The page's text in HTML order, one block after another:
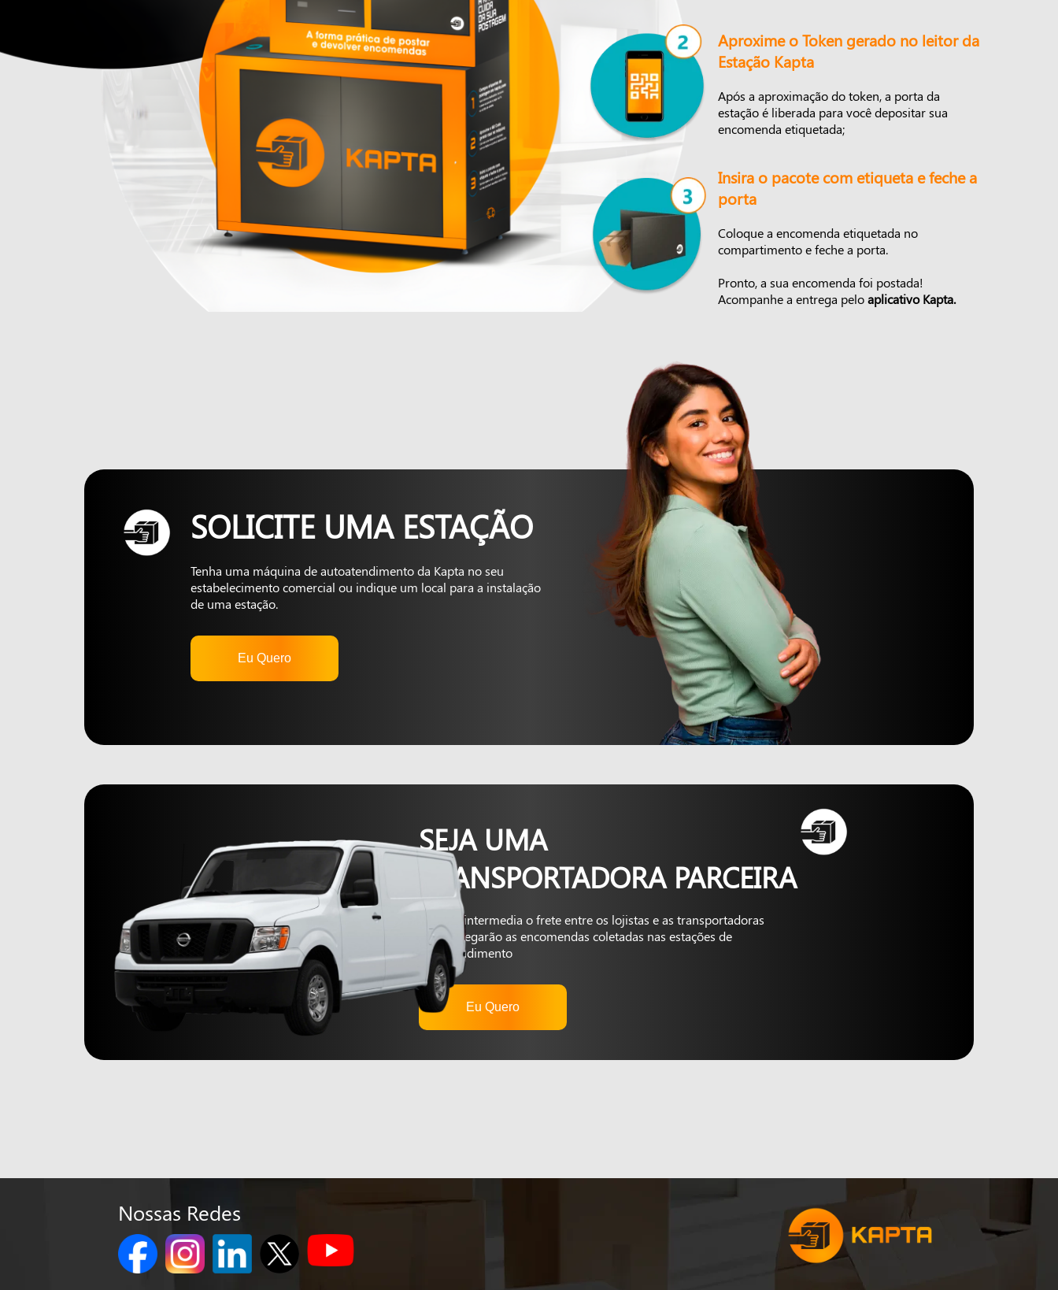
Aproxime o Token gerado no leitor da
Estação Kapta
Após a aproximação do token, a porta da
estação é liberada para você depositar sua
encomenda etiquetada;
Insira o pacote com etiqueta e feche a
porta
Coloque a encomenda etiquetada no
compartimento e feche a porta.
Pronto, a sua encomenda foi postada!
Acompanhe a entrega peloaplicativo Kapta.
SOLICITE UMA ESTAÇÃO
Tenha uma máquina de autoatendimento da Kapta no seu
estabelecimento comercial ou indique um local para a instalação
de uma estação.
Eu Quero
SEJA UMA
TRANSPORTADORA PARCEIRA
A Kapta intermedia o frete entre os lojistas e as transportadoras
que entregarão as encomendas coletadas nas estações de
autoatendimento
Eu Quero
Nossas Redes